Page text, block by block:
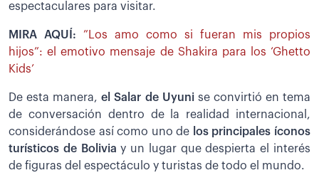
espectaculares para visitar.
MIRA AQUÍ: ”Los amo como si fueran mis propios
hijos”: el emotivo mensaje de Shakira para los ‘Ghetto
Kids’
De esta manera,el Salar de Uyuni se convirtió en tema
de conversación dentro de la realidad internacional,
considerándose así como uno de los principales íconos
turísticos de Bolivia y un lugar que despierta el interés
de figuras del espectáculo y turistas de todo el mundo.